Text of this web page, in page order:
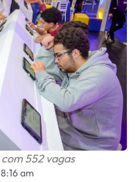
552 vagas
8:16 am